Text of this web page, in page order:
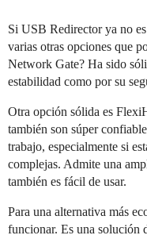
Si USB Redirector ya no
varias otras opciones que
Network Gate? Ha sido
estabilidad como por su
Otra opción sólida es
también son súper
trabajo, especialmente si
complejas. Admite una
también es fácil de usar.
Para una alternativa más
funcionar. Es una solución